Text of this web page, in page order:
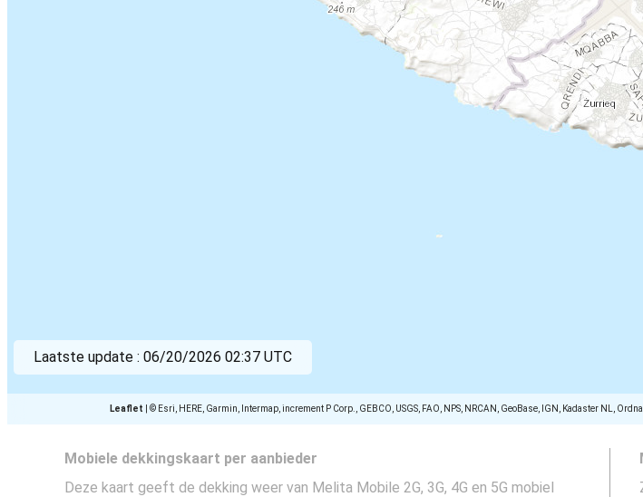
Leaflet © Esri, HERE, Garmin, Intermap, increment P Corp., GEBCO, USGS, FAO, NPS, NRCAN, GeoBase, IGN, Kadaster NL,
Laatste update : 06/20/2026 02:37 UTC
Mobiele dekkingskaart per aanbieder
Deze kaart geeft de dekking weer van Melita Mobile 2G, 3G, 4G en 5G mobiel